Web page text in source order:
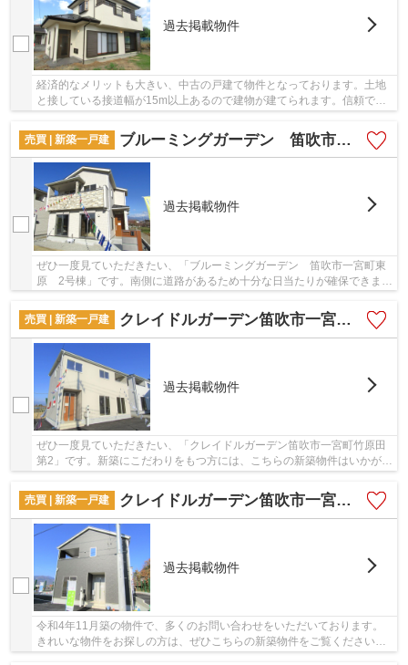
過去掲載物件
経済的なメリットも大きい、中古の戸建て物件となっております。土地
と接している接道幅が15m以上あるので建物が建てられます。信頼でき
るスタッフが一戸建て探しをお手伝い致します。...
売買 | 新築一戸建
ブルーミングガーデン 笛吹市一宮町東原 2号棟
過去掲載物件
ぜひ一度見ていただきたい、「ブルーミングガーデン 笛吹市一宮町東
原 2号棟」です。南側に道路があるため十分な日当たりが確保できま
売買 | 新築一戸建
クレイドルガーデン笛吹市一宮町竹原田第2
過去掲載物件
ぜひ一度見ていただきたい、「クレイドルガーデン笛吹市一宮町竹原田
第2」です。新築にこだわりをもつ方には、こちらの新築物件はいかがで
売買 | 新築一戸建
クレイドルガーデン笛吹市一宮町竹原田第2
過去掲載物件
令和4年11月築の物件で、多くのお問い合わせをいただいております。
きれいな物件をお探しの方は、ぜひこちらの新築物件をご覧ください。